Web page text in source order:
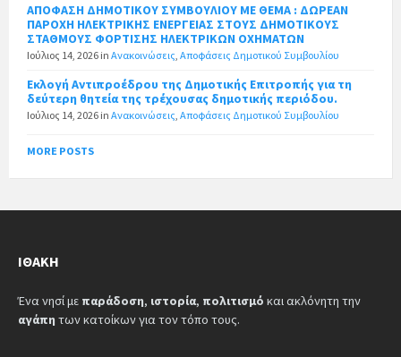
ΑΠΟΦΑΣΗ ΔΗΜΟΤΙΚΟΥ ΣΥΜΒΟΥΛΙΟΥ ΜΕ ΘΕΜΑ : ΔΩΡΕΑΝ
ΠΑΡΟΧΗ ΗΛΕΚΤΡΙΚΗΣ ΕΝΕΡΓΕΙΑΣ ΣΤΟΥΣ ΔΗΜΟΤΙΚΟΥΣ
ΣΤΑΘΜΟΥΣ ΦΟΡΤΙΣΗΣ ΗΛΕΚΤΡΙΚΩΝ ΟΧΗΜΑΤΩΝ
Ιούλιος 14, 2026 in Ανακοινώσεις Αποφάσεις Δημοτικού Συμβουλίου
Εκλογή Αντιπροέδρου της Δημοτικής Επιτροπής για τη
δεύτερη θητεία της τρέχουσας δημοτικής περιόδου.
Ιούλιος 14, 2026 in Ανακοινώσεις Αποφάσεις Δημοτικού Συμβουλίου
MORE POSTS
ΙΘΆΚΗ
Ένα νησί με παράδοση, ιστορία, πολιτισμό και ακλόνητη την
αγάπη των κατοίκων για τον τόπο τους.